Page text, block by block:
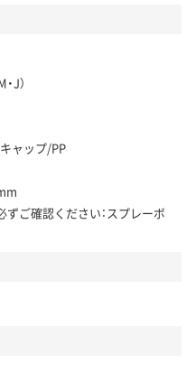
J）
ャップ/PP
ご確認ください：スプレーボ